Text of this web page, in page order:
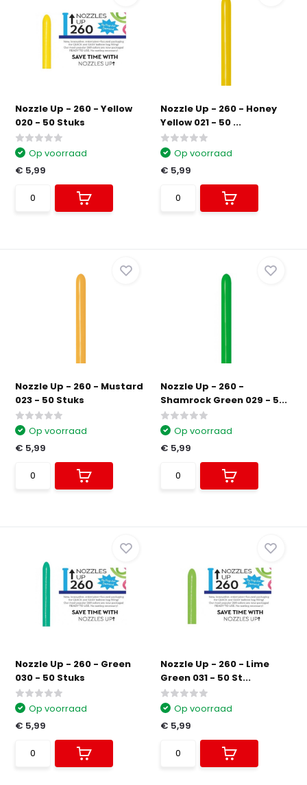
Nozzle Up - 260 - Yellow
020 - 50 Stuks
Op voorraad
€ 5,99
Nozzle Up - 260 - Honey
Yellow 021 - 50 ...
Op voorraad
€ 5,99
Nozzle Up - 260 - Mustard
023 - 50 Stuks
Op voorraad
€ 5,99
Nozzle Up - 260 -
Shamrock Green 029 - 5...
Op voorraad
€ 5,99
Nozzle Up - 260 - Green
030 - 50 Stuks
Op voorraad
€ 5,99
Nozzle Up - 260 - Lime
Green 031 - 50 St...
Op voorraad
€ 5,99